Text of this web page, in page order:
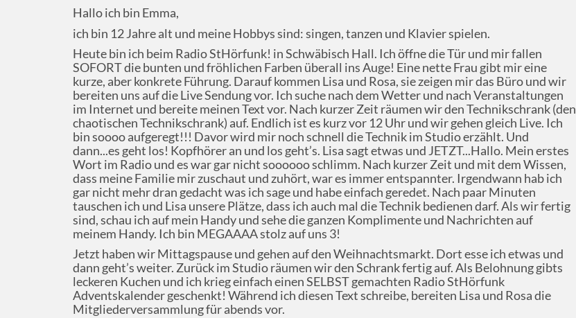
Hallo ich bin Emma,
ich bin 12 Jahre alt und meine Hobbys sind: singen, tanzen und Klavier spielen.
Heute bin ich beim Radio StHörfunk! in Schwäbisch Hall. Ich öffne die Tür und mir fallen
SOFORT die bunten und fröhlichen Farben überall ins Auge! Eine nette Frau gibt mir eine
kurze, aber konkrete Führung. Darauf kommen Lisa und Rosa, sie zeigen mir das Büro und wir
bereiten uns auf die Live Sendung vor. Ich suche nach dem Wetter und nach Veranstaltungen
im Internet und bereite meinen Text vor. Nach kurzer Zeit räumen wir den Technikschrank (den
chaotischen Technikschrank) auf. Endlich ist es kurz vor 12 Uhr und wir gehen gleich Live. Ich
bin soooo aufgeregt!!! Davor wird mir noch schnell die Technik im Studio erzählt. Und
dann...es geht los! Kopfhörer an und los geht’s. Lisa sagt etwas und JETZT...Hallo. Mein erstes
Wort im Radio und es war gar nicht soooooo schlimm. Nach kurzer Zeit und mit dem Wissen,
dass meine Familie mir zuschaut und zuhört, war es immer entspannter. Irgendwann hab ich
gar nicht mehr dran gedacht was ich sage und habe einfach geredet. Nach paar Minuten
tauschen ich und Lisa unsere Plätze, dass ich auch mal die Technik bedienen darf. Als wir fertig
sind, schau ich auf mein Handy und sehe die ganzen Komplimente und Nachrichten auf
meinem Handy. Ich bin MEGAAAA stolz auf uns 3!
Jetzt haben wir Mittagspause und gehen auf den Weihnachtsmarkt. Dort esse ich etwas und
dann geht’s weiter. Zurück im Studio räumen wir den Schrank fertig auf. Als Belohnung gibts
leckeren Kuchen und ich krieg einfach einen SELBST gemachten Radio StHörfunk
Adventskalender geschenkt! Während ich diesen Text schreibe, bereiten Lisa und Rosa die
Mitgliederversammlung für abends vor.